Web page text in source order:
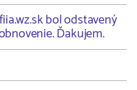
bol odstavený
Ďakujem.